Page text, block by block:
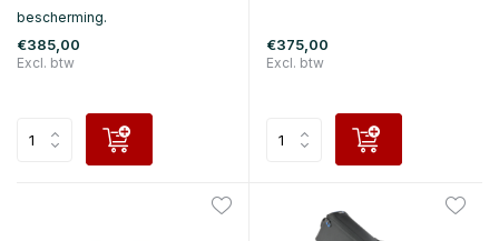
bescherming.
€385,00
Excl. btw
€375,00
Excl. btw